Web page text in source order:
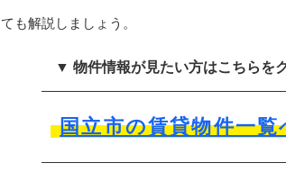
ても解説しましょう。
▼ 物件情報が見たい方はこちらを
国立市の賃貸物件一覧